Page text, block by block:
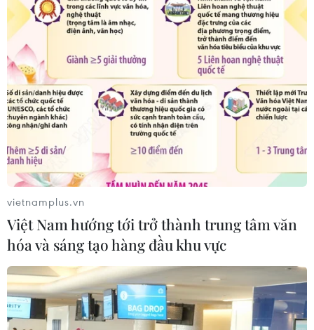
TIN CÙNG CHUYÊN MỤC
Lào Cai khẩn trương tìm kiếm 2
người mất tích do mưa lũ
07/08/2026 03:04
Khẩn trương phân luồng giao thông
sau vụ sạt lở trên tuyến ĐT161 ở Lào
Cai
07/08/2026 02:37
vietnamplus.vn
Việt Nam hướng tới trở thành trung tâm văn
hóa và sáng tạo hàng đầu khu vực